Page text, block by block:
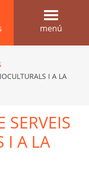
menú
I A LA
SERVEIS
I A LA